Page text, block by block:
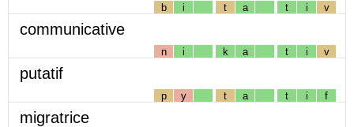
b i t a t i v
communicative
n i k a t i v
putatif
p y t a t i f
migratrice